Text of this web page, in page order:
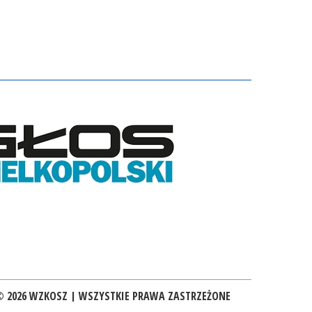
WZKOSZ | WSZYSTKIE PRAWA ZASTRZEŻONE